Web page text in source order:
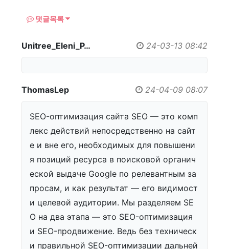
댓글목록
Unitree_Eleni_P… 24-03-13 08:42
ThomasLep 24-04-09 08:07
SEO-оптимизация сайта SEO — это комп
лекс действий непосредственно на сайт
е и вне его, необходимых для повышени
я позиций ресурса в поисковой органич
еской выдаче Google по релевантным за
просам, и как результат — его видимост
и целевой аудитории. Мы разделяем SE
O на два этапа — это SEO-оптимизация
и SEO-продвижение. Ведь без техническ
и правильной SEO-оптимизации дальней